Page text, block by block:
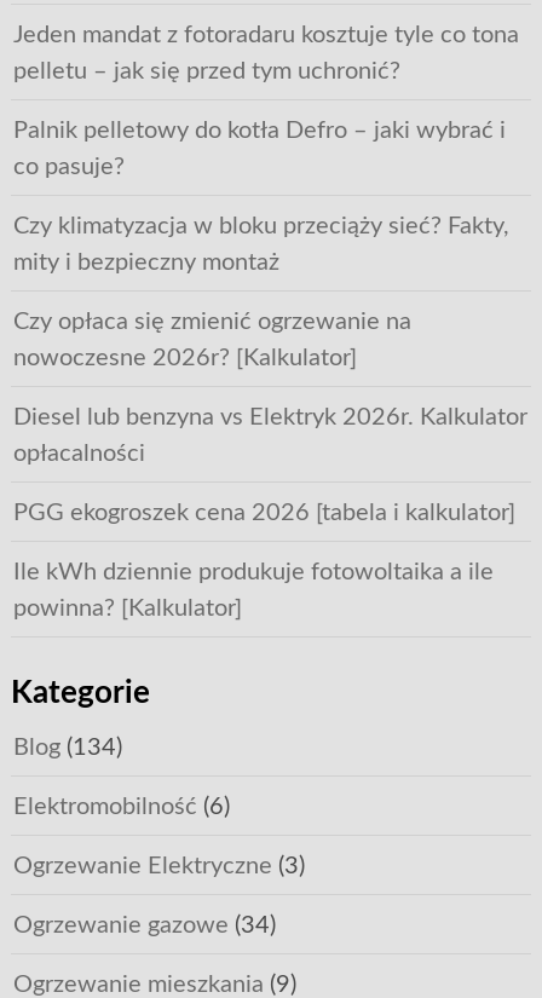
Jeden mandat z fotoradaru kosztuje tyle co tona
pelletu – jak się przed tym uchronić?
Palnik pelletowy do kotła Defro – jaki wybrać i
co pasuje?
Czy klimatyzacja w bloku przeciąży sieć? Fakty,
mity i bezpieczny montaż
Czy opłaca się zmienić ogrzewanie na
nowoczesne 2026r? [Kalkulator]
Diesel lub benzyna vs Elektryk 2026r. Kalkulator
opłacalności
PGG ekogroszek cena 2026 [tabela i kalkulator]
Ile kWh dziennie produkuje fotowoltaika a ile
powinna? [Kalkulator]
Kategorie
Blog(134)
Elektromobilność (6)
Ogrzewanie Elektryczne (3)
Ogrzewanie gazowe (34)
Ogrzewanie mieszkania (9)